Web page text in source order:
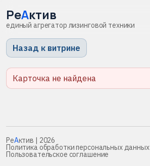
РеАктив
единый агрегатор лизинговой техники
Назад к витрине
Карточка не найдена
РеАктив | 2026
Политика обработки персональных данных
Пользовательское соглашение